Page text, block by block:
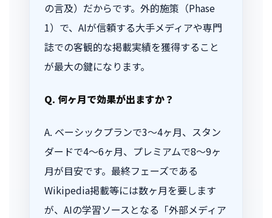
の言及）だからです。外的施策（Phase
1）で、AIが信頼する大手メディアや専門
誌での客観的な掲載実績を獲得すること
が最大の鍵になります。
Q. 何ヶ月で効果が出ますか？
A. ベーシックプランで3〜4ヶ月、スタン
ダードで4〜6ヶ月、プレミアムで8〜9ヶ
月が目安です。最終フェーズである
Wikipedia掲載等には数ヶ月を要します
が、AIの学習ソースとなる「外部メディア